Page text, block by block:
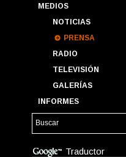
MEDIOS
NOTICIAS
PRENSA
RADIO
TELEVISIÓN
GALERÍAS
INFORMES
Traductor